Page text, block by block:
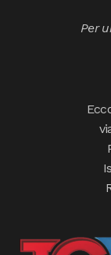
Per